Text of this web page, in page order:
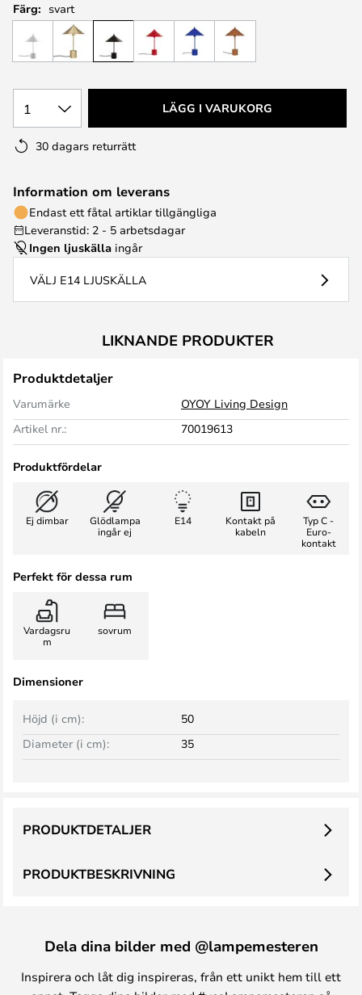
Färg: svart
1 LÄGG I VARUKORG
30 dagars returrätt
Information om leverans
Endast ett fåtal artiklar tillgängliga
Leveranstid: 2 - 5 arbetsdagar
Ingen ljuskälla ingår
VÄLJ E14 LJUSKÄLLA
LIKNANDE PRODUKTER
Produktdetaljer
Varumärke
OYOY Living Design
Artikel nr.:
70019613
Produktfördelar
Ej dimbar
Glödlampa
ingår ej
E14
Kontakt på
kabeln
Typ C -
Euro-
kontakt
Perfekt för dessa rum
Vardagsru
m
sovrum
Dimensioner
Höjd (i cm):
50
Diameter (i cm):
35
PRODUKTBESKRIVNING
PRODUKTDETALJER
Dela dina bilder med @lampemesteren
Inspirera och låt dig inspireras, från ett unikt hem till ett